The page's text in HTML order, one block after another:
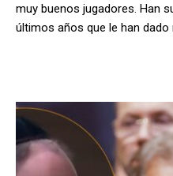
muy buenos jugadores. Han
últimos años que le han dado